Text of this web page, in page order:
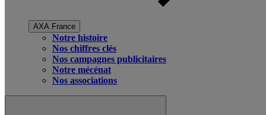
AXA France
Notre histoire
Nos chiffres clés
Nos campagnes publicitaires
Notre mécénat
Nos associations